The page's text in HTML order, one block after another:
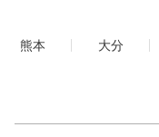
熊本
大分